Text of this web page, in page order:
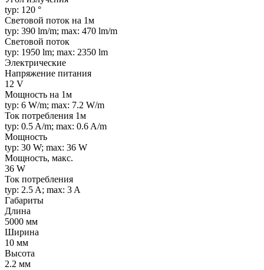
typ: 120 °
Световой поток на 1м
typ: 390 lm/m; max: 470 lm/m
Световой поток
typ: 1950 lm; max: 2350 lm
Электрические
Напряжение питания
12 V
Мощность на 1м
typ: 6 W/m; max: 7.2 W/m
Ток потребления 1м
typ: 0.5 A/m; max: 0.6 A/m
Мощность
typ: 30 W; max: 36 W
Мощность, макс.
36 W
Ток потребления
typ: 2.5 A; max: 3 A
Габариты
Длина
5000 мм
Ширина
10 мм
Высота
2.2 мм